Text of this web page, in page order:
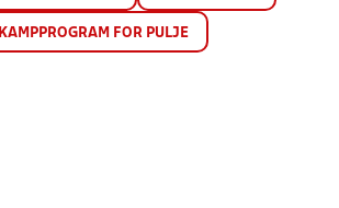
KAMPPROGRAM FOR PULJE